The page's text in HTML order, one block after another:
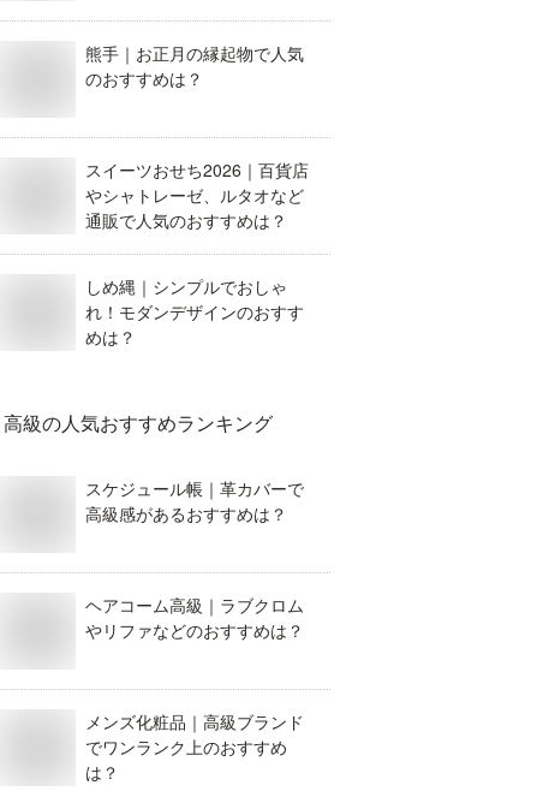
熊手｜お正月の縁起物で人気
のおすすめは？
スイーツおせち2026｜百貨店
やシャトレーゼ、ルタオなど
通販で人気のおすすめは？
しめ縄｜シンプルでおしゃ
れ！モダンデザインのおすす
めは？
高級の人気おすすめランキング
スケジュール帳｜革カバーで
高級感があるおすすめは？
ヘアコーム高級｜ラブクロム
やリファなどのおすすめは？
メンズ化粧品｜高級ブランド
でワンランク上のおすすめ
は？